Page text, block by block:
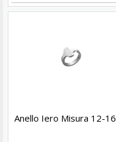
Anello Iero Misura 12-16